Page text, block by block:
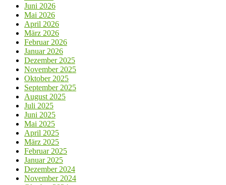
Juni 2026
Mai 2026
April 2026
März 2026
Februar 2026
Januar 2026
Dezember 2025
November 2025
Oktober 2025
September 2025
August 2025
Juli 2025
Juni 2025
Mai 2025
April 2025
März 2025
Februar 2025
Januar 2025
Dezember 2024
November 2024